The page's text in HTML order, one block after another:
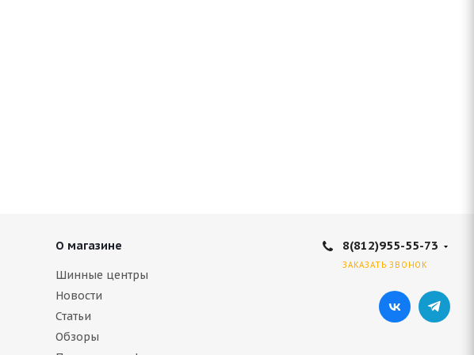
О магазине
Шинные центры
Новости
Статьи
Обзоры
8(812)955-55-73
ЗАКАЗАТЬ ЗВОНОК